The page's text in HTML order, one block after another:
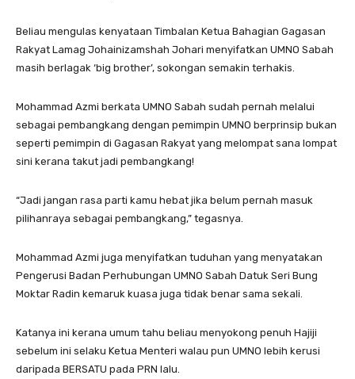
Beliau mengulas kenyataan Timbalan Ketua Bahagian Gagasan
Rakyat Lamag Johainizamshah Johari menyifatkan UMNO Sabah
masih berlagak ‘big brother’, sokongan semakin terhakis.
Mohammad Azmi berkata UMNO Sabah sudah pernah melalui
sebagai pembangkang dengan pemimpin UMNO berprinsip bukan
seperti pemimpin di Gagasan Rakyat yang melompat sana lompat
sini kerana takut jadi pembangkang!
“Jadi jangan rasa parti kamu hebat jika belum pernah masuk
pilihanraya sebagai pembangkang,” tegasnya.
Mohammad Azmi juga menyifatkan tuduhan yang menyatakan
Pengerusi Badan Perhubungan UMNO Sabah Datuk Seri Bung
Moktar Radin kemaruk kuasa juga tidak benar sama sekali.
Katanya ini kerana umum tahu beliau menyokong penuh Hajiji
sebelum ini selaku Ketua Menteri walau pun UMNO lebih kerusi
daripada BERSATU pada PRN lalu.